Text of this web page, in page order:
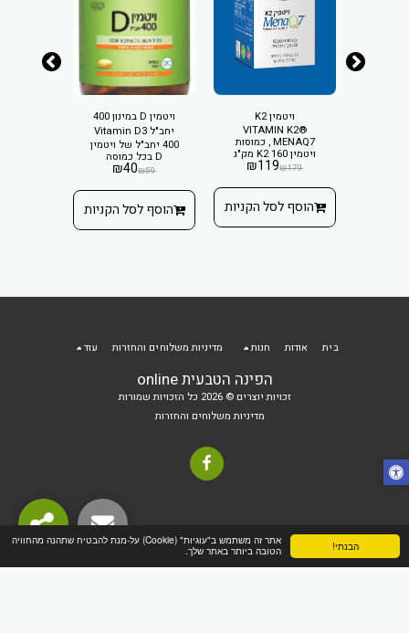
הבנתי!
אתר זה משתמש ב"עוגיות" (Cookie) על-מנת להבטיח שתהנה מהחוויה
הטובה ביותר באתר שלך.
ויטמין K2
®VITAMIN K2
MENAQ7 , כמוסות
ויטמין K2 160 מק"ג
לכמוסה
₪179
₪119
הוסף לסל הקניות
ויטמין D במינון 400
יחב"ל Vitamin D3
Soft gel
400 יחב"ל של ויטמין
D בכל כמוסה
₪59
₪40
הוסף לסל הקניות
הפינה הטבעית online
זכויות יוצרים © 2026 כל הזכויות שמורות
מדיניות משלוחים והחזרות
בית אודות חנות מדיניות משלוחים והחזרות עוד